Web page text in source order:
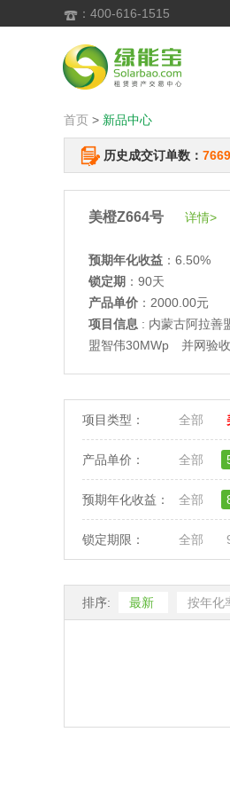
 ：400-616-1515
首页 > 新品中心
历史成交订单数：
美橙Z664号 详情>
预期年化收益 ：6.50%
锁定期 ：90天
产品单价 ：2000.00元
项目信息 : 内蒙古阿拉
盟智伟30MWp 并网验收
项目类型： 全部
产品单价： 全部
预期年化收益： 全部
锁定期限： 全部
排序: 最新 按年化